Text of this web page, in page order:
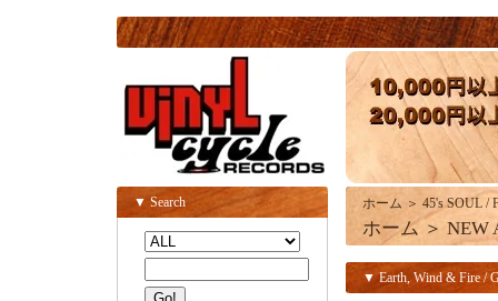
▼ Search ホーム ＞ 45's SOUL /
ホーム ＞ NEW
▼ Earth, Wind & Fire /